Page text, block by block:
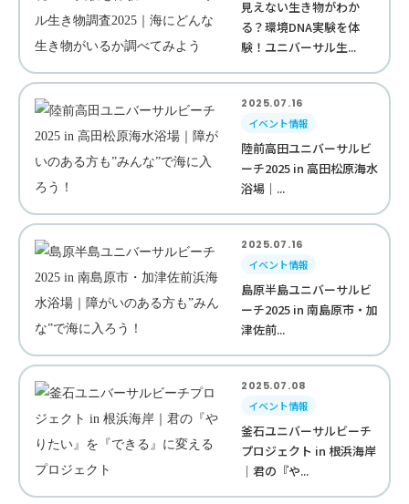
見えない生き物がわか
る？環境DNA実験を体
験！ユニバーサル生...
2025.07.16
イベント情報
陸前高田ユニバーサルビ
ーチ2025 in 高田松原海水
浴場｜...
2025.07.16
イベント情報
島原半島ユニバーサルビ
ーチ2025 in 南島原市・加
津佐前...
2025.07.08
イベント情報
釜石ユニバーサルビーチ
プロジェクト in 根浜海岸
｜君の『や...